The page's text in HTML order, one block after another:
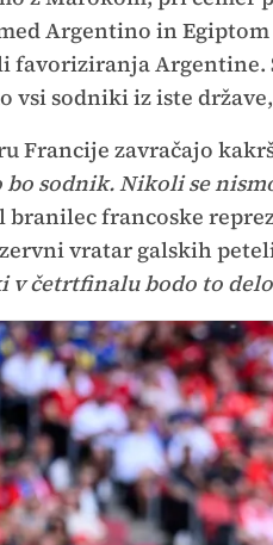
Argentino in
favoriziranja Argentine.
vsi sodniki iz iste
Francije zavračajo
bo sodnik. Nikoli se
branilec francoske
vratar galskih
v četrtfinalu bodo to